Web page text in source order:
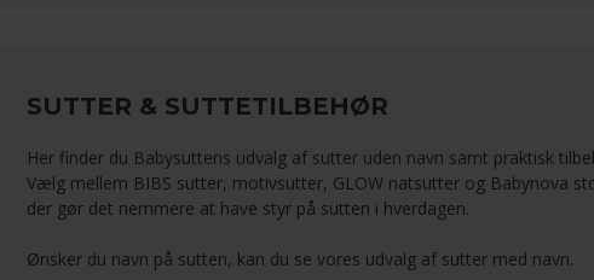
SUTTER & SUTTETILBEHØR
Her finder du Babysuttens udvalg af sutter uden navn samt praktisk
Vælg mellem BIBS sutter, motivsutter, GLOW natsutter og Babynova
der gør det nemmere at have styr på sutten i hverdagen.
Ønsker du navn på sutten, kan du se vores udvalg af sutter med navn.